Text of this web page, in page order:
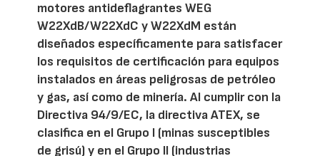
motores antideflagrantes WEG
W22XdB/W22XdC y W22XdM están
diseñados específicamente para satisfacer
los requisitos de certificación para equipos
instalados en áreas peligrosas de petróleo
y gas, así como de minería. Al cumplir con la
Directiva 94/9/EC, la directiva ATEX, se
clasifica en el Grupo I (minas susceptibles
de grisú) y en el Grupo II (industrias